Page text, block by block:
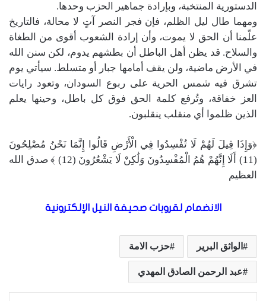
الدستورية المنتخبة، وبإرادة جماهير الحزب وحدها.
ومهما طال ليل الظلم، فإن فجر النصر آتٍ لا محالة، فالتاريخ
علّمنا أن الحق لا يموت، وأن إرادة الشعوب أقوى من الطغاة
والسلاح. قد يظن أهل الباطل أن بطشهم يدوم، لكن سنن الله
في الأرض ماضية، ولن يقف أمامها جبار أو متسلط. سيأتي يوم
تشرق فيه شمس الحرية على ربوع السودان، وتعود رايات
العز خفاقة، وتُرفع كلمة الحق فوق كل باطل، وحينها يعلم
الذين ظلموا أي منقلب ينقلبون.
﴿وَإِذَا قِيلَ لَهُمْ لَا تُفْسِدُوا فِي الْأَرْضِ قَالُوا إِنَّمَا نَحْنُ مُصْلِحُونَ
(11) أَلَا إِنَّهُمْ هُمُ الْمُفْسِدُونَ وَلَٰكِنْ لَا يَشْعُرُونَ (12) ﴾ صدق الله
العظيم
الانضمام لقروبات صحيفة النيل الإلكترونية
الواثق البرير حزب الامة
عبد الرحمن الصادق المهدي